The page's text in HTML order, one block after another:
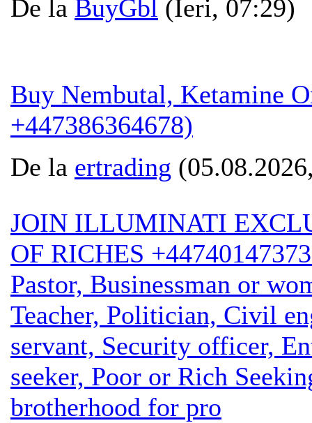
De la BuyGbl (Ieri, 07:29)
Buy Nembutal, Ketamine
+447386364678)
De la ertrading
JOIN ILLUMINATI
OF RICHES
Pastor, Businessman or
Teacher, Politician, Civil
servant, Security officer,
seeker, Poor or Rich
brotherhood for pro